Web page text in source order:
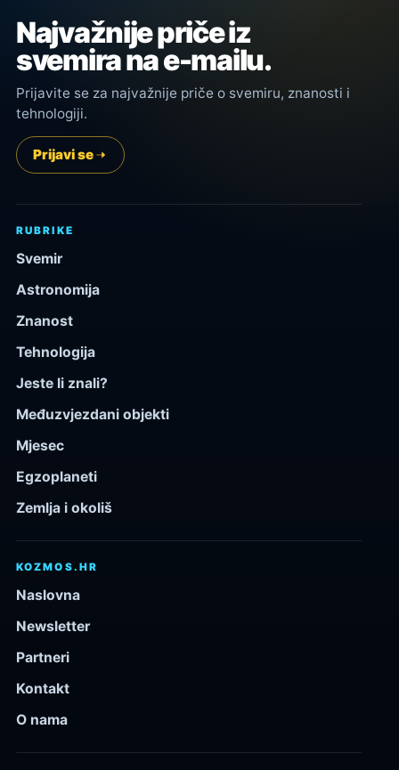
Najvažnije priče iz
svemira na e-mailu.
Prijavite se za najvažnije priče o svemiru, znanosti i
tehnologiji.
Prijavi se
RUBRIKE
Svemir
Astronomija
Znanost
Tehnologija
Jeste li znali?
Međuzvjezdani objekti
Mjesec
Egzoplaneti
Zemlja i okoliš
KOZMOS.HR
Naslovna
Newsletter
Partneri
Kontakt
O nama